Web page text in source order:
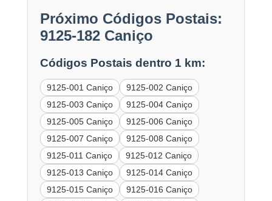
Próximo Códigos Postais:
9125-182 Caniço
Códigos Postais dentro 1 km:
9125-001 Caniço
9125-002 Caniço
9125-003 Caniço
9125-004 Caniço
9125-005 Caniço
9125-006 Caniço
9125-007 Caniço
9125-008 Caniço
9125-011 Caniço
9125-012 Caniço
9125-013 Caniço
9125-014 Caniço
9125-015 Caniço
9125-016 Caniço